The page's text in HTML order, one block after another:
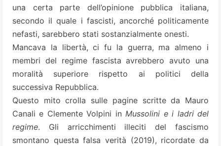
una certa parte dell’opinione pubblica italiana,
secondo il quale i fascisti, ancorché politicamente
nefasti, sarebbero stati sostanzialmente onesti.
Mancava la libertà, ci fu la guerra, ma almeno i
membri del regime fascista avrebbero avuto una
moralità superiore rispetto ai politici della
successiva Repubblica.
Questo mito crolla sulle pagine scritte da Mauro
Canali e Clemente Volpini inMussolini e i ladri del
regime. Gli arricchimenti illeciti del fascismo
smontano questa falsa verità (2019), ricordate da